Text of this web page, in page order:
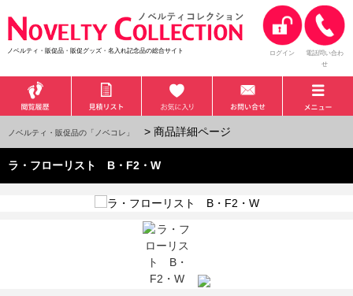
ノベルティ・販促品・販促グッズ・名入れ記念品の総合サイト ログイン
電話問い合わ
せ
ノベルティ・販促品の「ノベコレ」 > 商品詳細ページ
ラ・フローリスト B・F2・W